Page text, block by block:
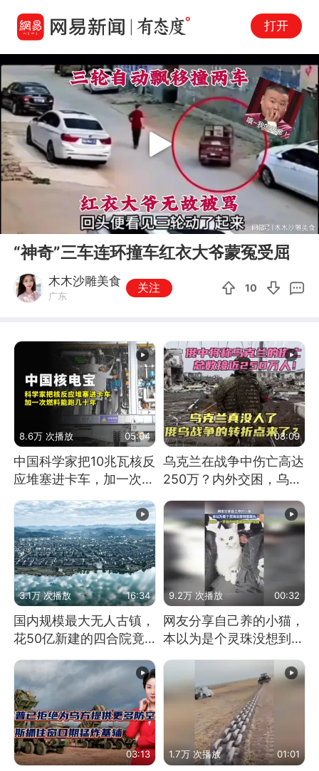
打开
Play
“神奇”三车连环撞车红衣大爷蒙冤受屈
木木沙雕美食
广东
关注 10
8.6万 次播放 05:04
中国科学家把10兆瓦核反
应堆塞进卡车，加一次燃
料能跑几十年
08:09
乌克兰在战争中伤亡高达
250万？内外交困，乌克
兰这下真没人了！
3.1万 次播放 16:34
国内规模最大无人古镇，
花50亿新建的四合院竟
9.2万 次播放 00:32
网友分享自己养的小猫，
本以为是个灵珠没想到是
03:13 1.7万 次播放 01:01